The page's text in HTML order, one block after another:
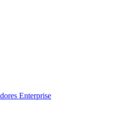
Enterprise